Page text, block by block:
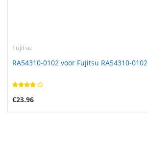
Fujitsu
RA54310-0102 voor Fujitsu RA54310-0102
€23.96